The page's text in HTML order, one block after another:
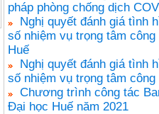
pháp phòng chống dịch
Nghị quyết đánh giá tình
số nhiệm vụ trọng tâm
Huế
Nghị quyết đánh giá tình
số nhiệm vụ trọng tâm
Chương trình công tác
Đại học Huế năm 2021